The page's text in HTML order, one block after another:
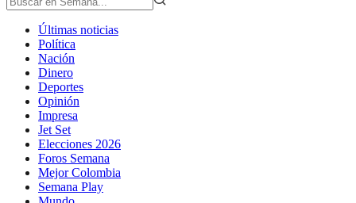
Últimas noticias
Política
Nación
Dinero
Deportes
Opinión
Impresa
Jet Set
Elecciones 2026
Foros Semana
Mejor Colombia
Semana Play